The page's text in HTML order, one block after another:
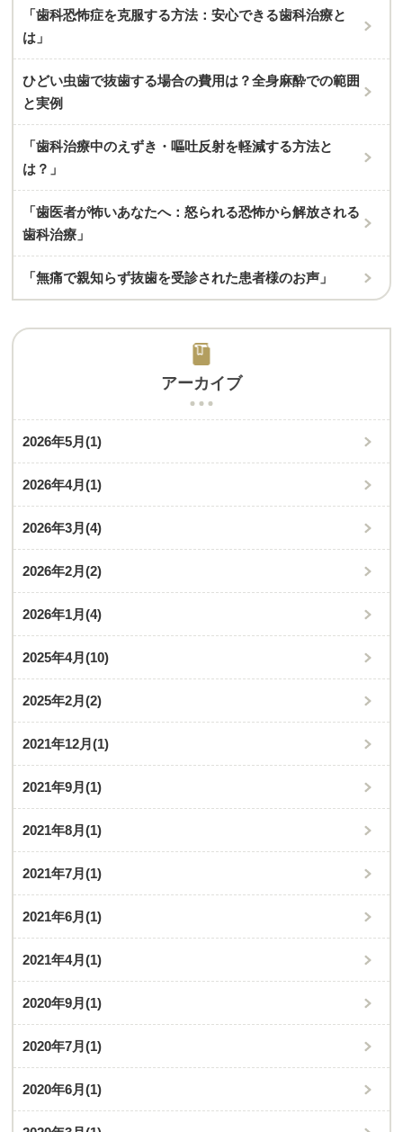
「歯科恐怖症を克服する方法：安心できる歯科治療と
は」
ひどい虫歯で抜歯する場合の費用は？全身麻酔での範囲
と実例
「歯科治療中のえずき・嘔吐反射を軽減する方法と
は？」
「歯医者が怖いあなたへ：怒られる恐怖から解放される
歯科治療」
「無痛で親知らず抜歯を受診された患者様のお声」
アーカイブ
2026年5月(1)
2026年4月(1)
2026年3月(4)
2026年2月(2)
2026年1月(4)
2025年4月(10)
2025年2月(2)
2021年12月(1)
2021年9月(1)
2021年8月(1)
2021年7月(1)
2021年6月(1)
2021年4月(1)
2020年9月(1)
2020年7月(1)
2020年6月(1)